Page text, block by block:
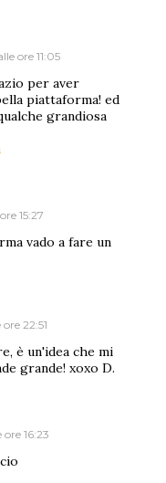
ore 11:05
per aver
piattaforma! ed
grandiosa
15:27
vado a fare un
22:51
è un'idea che mi
grande! xoxo D.
16:23